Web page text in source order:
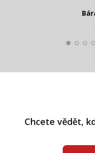
Chcete vědět,